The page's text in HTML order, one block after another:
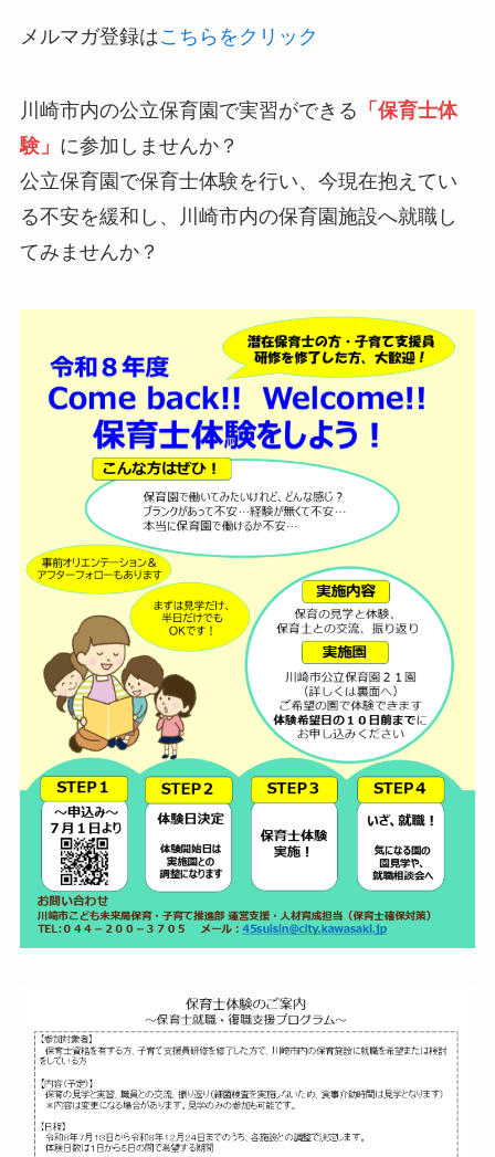
メルマガ登録はこちらをクリック
川崎市内の公立保育園で実習ができる 「保育士体
験」 に参加しませんか？
公立保育園で保育士体験を行い、今現在抱えてい
る不安を緩和し、川崎市内の保育園施設へ就職し
てみませんか？